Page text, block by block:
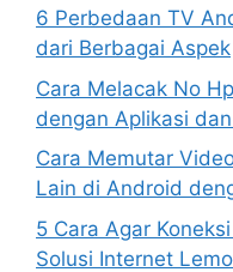
6 Perbedaan TV
dari Berbagai Aspek
Cara Melacak No
dengan Aplikasi
Cara Memutar
Lain di Android
5 Cara Agar
Solusi Internet